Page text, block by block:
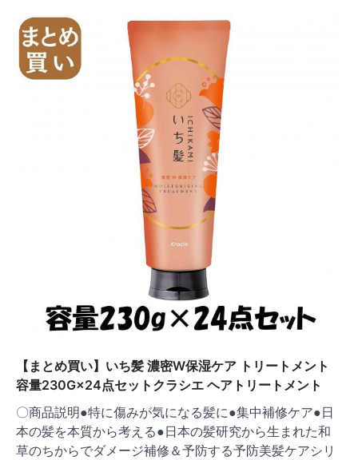
【まとめ買い】いち髪 濃密W保湿ケア トリートメント
容量230G×24点セットクラシエ ヘアトリートメント
〇商品説明●特に傷みが気になる髪に●集中補修ケア●日
本の髪を本質から考える●日本の髪研究から生まれた和
草のちからでダメージ補修＆予防する予防美髪ケアシリ